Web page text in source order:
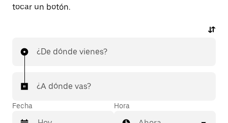
tocar un botón.
¿De dónde vienes?
¿A dónde vas?
Fecha Hora